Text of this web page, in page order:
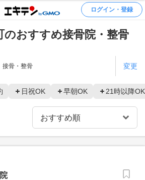
ログイン・登録
のおすすめ接骨院・整骨
接骨・整骨 変更
日祝OK 早朝OK 21時以降OK